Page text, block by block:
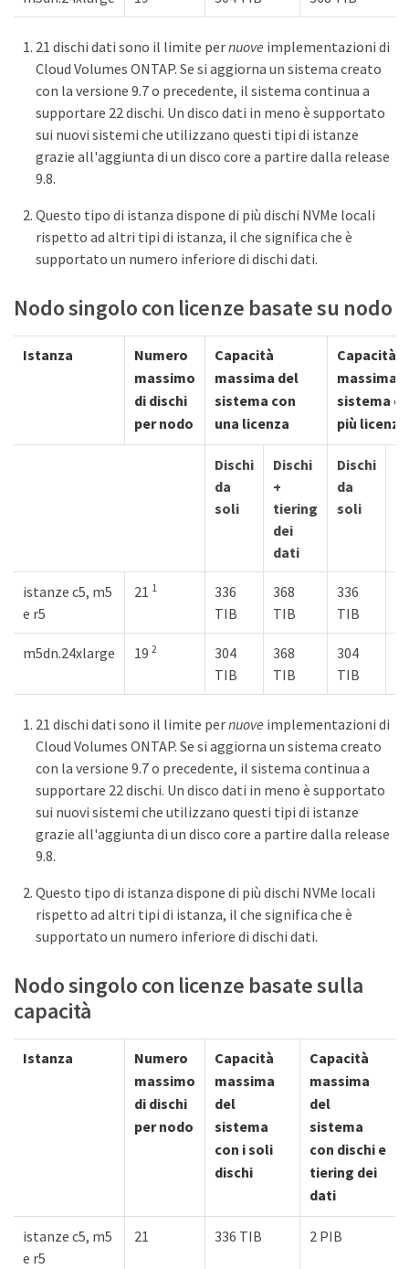
21 dischi dati sono il limite pernuove implementazioni di
Cloud Volumes ONTAP. Se si aggiorna un sistema creato
con la versione 9.7 o precedente, il sistema continua a
supportare 22 dischi. Un disco dati in meno è supportato
sui nuovi sistemi che utilizzano questi tipi di istanze
grazie all'aggiunta di un disco core a partire dalla release
9.8.
Questo tipo di istanza dispone di più dischi NVMe locali
rispetto ad altri tipi di istanza, il che significa che è
supportato un numero inferiore di dischi dati.
Nodo singolo con licenze basate su nodo
Istanza
Numero
massimo
di dischi
per nodo
Capacità
massima del
sistema con
una licenza
Capacità
massima
sistema
più licenze
Dischi
da
soli
Dischi
+
tiering
dei
dati
Dischi
da
soli
istanze c5, m5
e r5
21 1
336
TIB
368
TIB
336
TIB
m5dn.24xlarge 19 2
304
TIB
368
TIB
304
TIB
21 dischi dati sono il limite pernuove implementazioni di
Cloud Volumes ONTAP. Se si aggiorna un sistema creato
con la versione 9.7 o precedente, il sistema continua a
supportare 22 dischi. Un disco dati in meno è supportato
sui nuovi sistemi che utilizzano questi tipi di istanze
grazie all'aggiunta di un disco core a partire dalla release
9.8.
Questo tipo di istanza dispone di più dischi NVMe locali
rispetto ad altri tipi di istanza, il che significa che è
supportato un numero inferiore di dischi dati.
Nodo singolo con licenze basate sulla
capacità
Istanza
Numero
massimo
di dischi
per nodo
Capacità
massima
del
sistema
con i soli
dischi
Capacità
massima
del
sistema
con dischi e
tiering dei
dati
istanze c5, m5
e r5
21 336 TIB 2 PIB